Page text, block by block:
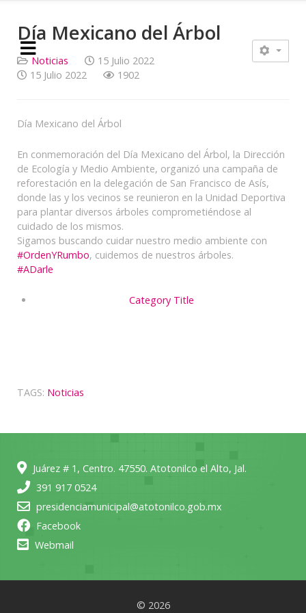
Día Mexicano del Árbol
Noticias
15 Julio 2022
15 Julio 2022
1902
Día Mexicano del Árbol
En conmemoración del Día Mexicano del Árbol, la Dirección
de Ecología y Medio Ambiente, organizó una campaña de
reforestación en la delegación de San Francisco de Asís,
donde las y los vecinos se reunieron en la Unidad Deportiva
para plantar diversos árboles comprometiéndose al
cuidado de los mismos.
Sigamos buscando cuidar nuestro medio ambiente con
#OrdenYRumbo, cuidemos de nuestros árboles.
#ADarle
Category Title
TAGS: Noticias
Juárez # 1, Centro. 47550. Atotonilco el Alto, Jal.
391 917 0524
presidenciamunicipal@atotonilco.gob.mx
Facebook
Webmail
© 2026